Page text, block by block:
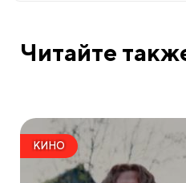
Читайте
КИНО